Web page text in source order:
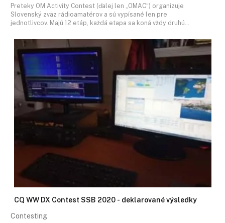
Preteky OM Activity Contest (ďalej len „OMAC“) organizuje
Slovenský zväz rádioamatérov a sú vypísané len pre
jednotlivcov. Majú 12 etáp, každá etapa sa koná vždy druhú…
CQ WW DX Contest SSB 2020 - deklarované výsledky
Contesting